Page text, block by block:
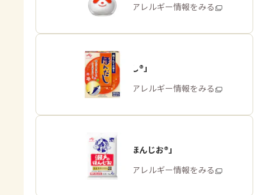
商品・アレルギー情報をみる
「ほんだし®」
商品・アレルギー情報をみる
「瀬戸のほんじお®」
商品・アレルギー情報をみる